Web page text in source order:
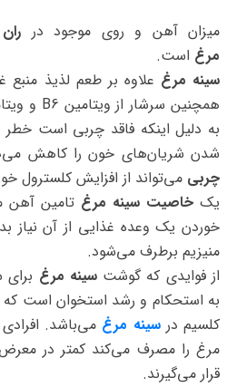
میزان آهن و روی موجود در
مرغ است.
سینه مرغ علاوه بر طعم لذیذ
به دلیل اینکه فاقد چربی است
شدن شریان‌های خون را کاهش
چربی می‌تواند از افزایش کلسترول
یک خاصیت سینه مرغ تامین آهن
خوردن یک وعده غذایی از آن نیاز
منیزیم برطرف می‌شود.
از فوایدی که گوشتسینه مرغ
به استحکام و رشد استخوان است که
کلسیم درسینه مرغ می‌باشد.
مرغ را مصرف می‌کند کمتر در معرض
قرار می‌گیرند.